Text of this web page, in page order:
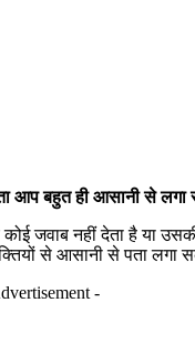
आप बहुत ही आसानी से लगा
जवाब नहीं देता है या
से आसानी से पता लगा
-